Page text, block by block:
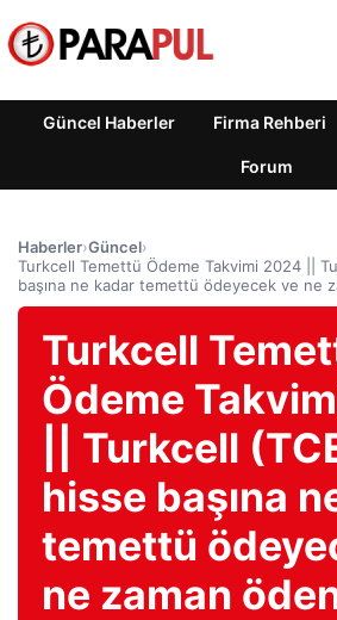
Güncel Haberler Firma Rehberi
Forum
Haberler›Güncel›
Turkcell Temettü Ödeme Takvimi 2024 ||
başına ne kadar temettü ödeyecek ve ne
Turkcell
Ödeme
|| Turkcell
hisse başına
temettü
ne zaman